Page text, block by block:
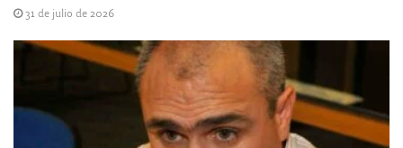
31 de julio de 2026